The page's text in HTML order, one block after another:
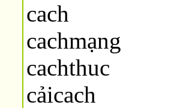
cach
cachmạng
cachthuc
cảicach